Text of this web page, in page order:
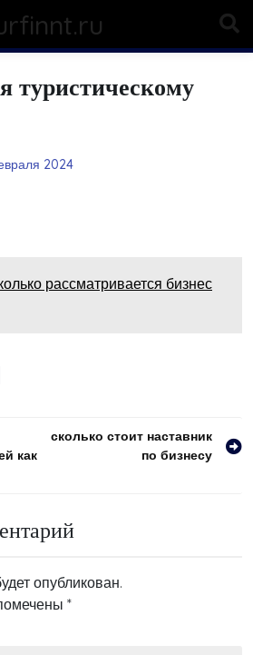
туристическому
2024
рассматривается бизнес
как
сколько стоит наставник
по бизнесу
опубликован.
*